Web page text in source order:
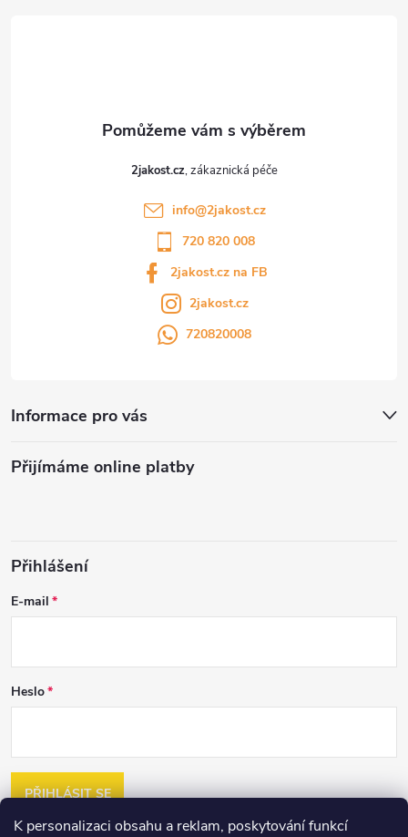
K personalizaci obsahu a reklam, poskytování funkcí
2jakost.cz
info@2jakost.cz
720 820 008
2jakost.cz na FB
2jakost.cz
720820008
Informace pro vás
Přijímáme online platby
Přihlášení
E-mail
Heslo
PŘIHLÁSIT SE